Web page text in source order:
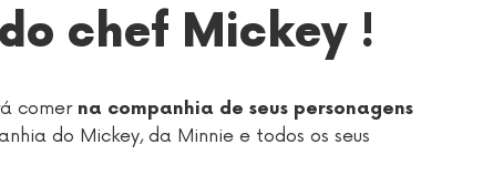
chef Mickey !
comer na companhia de seus personagens
do Mickey, da Minnie e todos os seus